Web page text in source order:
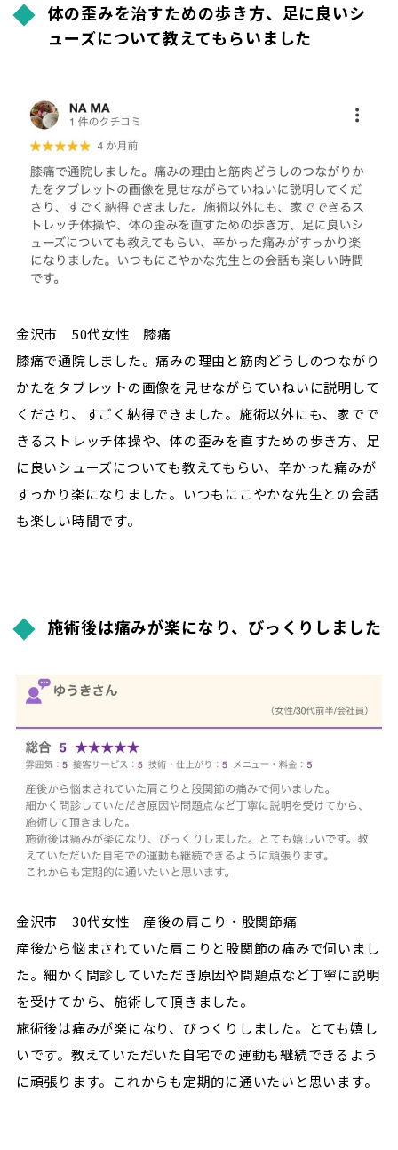
体の歪みを治すための歩き方、足に良いシ
ューズについて教えてもらいました
金沢市 50代女性 膝痛
膝痛で通院しました。痛みの理由と筋肉どうしのつながり
かたをタブレットの画像を見せながらていねいに説明して
くださり、すごく納得できました。施術以外にも、家でで
きるストレッチ体操や、体の歪みを直すための歩き方、足
に良いシューズについても教えてもらい、辛かった痛みが
すっかり楽になりました。いつもにこやかな先生との会話
も楽しい時間です。
施術後は痛みが楽になり、びっくりしました
金沢市 30代女性 産後の肩こり・股関節痛
産後から悩まされていた肩こりと股関節の痛みで伺いまし
た。細かく問診していただき原因や問題点など丁寧に説明
を受けてから、施術して頂きました。
施術後は痛みが楽になり、びっくりしました。とても嬉し
いです。教えていただいた自宅での運動も継続できるよう
に頑張ります。これからも定期的に通いたいと思います。